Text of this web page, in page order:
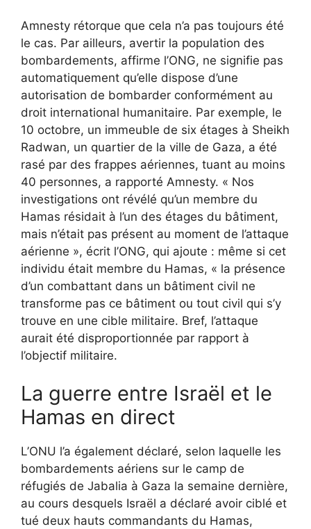
Amnesty rétorque que cela n’a pas toujours été
le cas. Par ailleurs, avertir la population des
bombardements, affirme l’ONG, ne signifie pas
automatiquement qu’elle dispose d’une
autorisation de bombarder conformément au
droit international humanitaire. Par exemple, le
10 octobre, un immeuble de six étages à Sheikh
Radwan, un quartier de la ville de Gaza, a été
rasé par des frappes aériennes, tuant au moins
40 personnes, a rapporté Amnesty. « Nos
investigations ont révélé qu’un membre du
Hamas résidait à l’un des étages du bâtiment,
mais n’était pas présent au moment de l’attaque
aérienne », écrit l’ONG, qui ajoute : même si cet
individu était membre du Hamas, « la présence
d’un combattant dans un bâtiment civil ne
transforme pas ce bâtiment ou tout civil qui s’y
trouve en une cible militaire. Bref, l’attaque
aurait été disproportionnée par rapport à
l’objectif militaire.
La guerre entre Israël et le
Hamas en direct
L’ONU l’a également déclaré, selon laquelle les
bombardements aériens sur le camp de
réfugiés de Jabalia à Gaza la semaine dernière,
au cours desquels Israël a déclaré avoir ciblé et
tué deux hauts commandants du Hamas,